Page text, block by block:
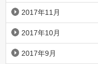
2017年11月
2017年10月
2017年9月